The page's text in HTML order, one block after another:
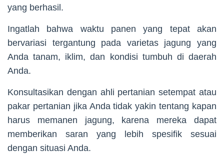
yang berhasil.
Ingatlah bahwa waktu panen yang tepat akan
bervariasi tergantung pada varietas jagung yang
Anda tanam, iklim, dan kondisi tumbuh di daerah
Anda.
Konsultasikan dengan ahli pertanian setempat atau
pakar pertanian jika Anda tidak yakin tentang kapan
harus memanen jagung, karena mereka dapat
memberikan saran yang lebih spesifik sesuai
dengan situasi Anda.